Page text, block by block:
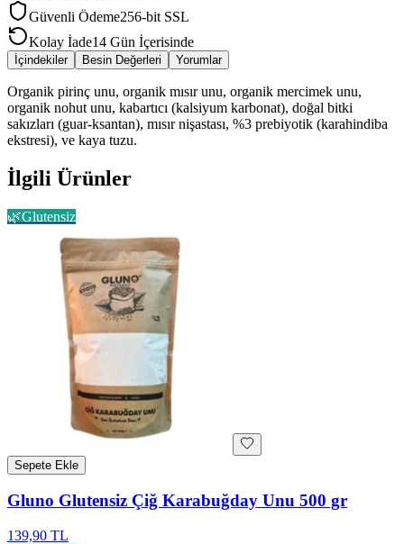
Güvenli Ödeme256-bit SSL
Kolay İade14 Gün İçerisinde
İçindekiler Besin Değerleri Yorumlar
Organik pirinç unu, organik mısır unu, organik mercimek unu,
organik nohut unu, kabartıcı (kalsiyum karbonat), doğal bitki
sakızları (guar-ksantan), mısır nişastası, %3 prebiyotik (karahindiba
ekstresi), ve kaya tuzu.
İlgili Ürünler
🌿Glutensiz
Sepete Ekle
Gluno Glutensiz Çiğ Karabuğday Unu 500 gr
139,90 TL